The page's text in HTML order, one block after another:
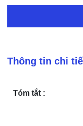
Thông tin chi
Tóm tắt :